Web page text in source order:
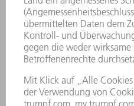
Kundenbetreuung
+49 7156
Mo - Fr:
Erweiterte
06:30 - 20.00 Uhr